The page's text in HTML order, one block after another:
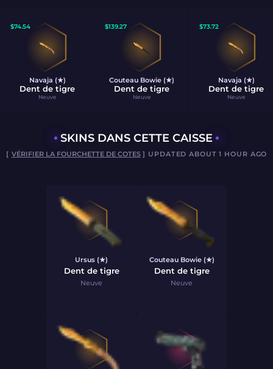
$74.54
Navaja (★)
Dent de tigre
Neuve
$139.27
Couteau Bowie (★)
Dent de tigre
Neuve
$73.72
Navaja (★)
Dent de tigre
Neuve
SKINS DANS CETTE CAISSE
[ VÉRIFIER LA FOURCHETTE DE COTES] UPDATED ABOUT 1 HOUR AGO
Ursus (★)
Dent de tigre
Neuve
Couteau Bowie (★)
Dent de tigre
Neuve